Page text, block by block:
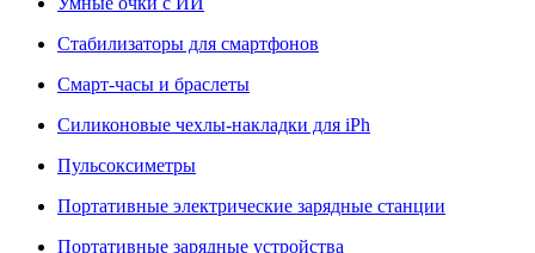
Стабилизаторы для смартфонов
Смарт-часы и браслеты
Силиконовые чехлы-накладки для iPh
Пульсоксиметры
Портативные электрические зарядные станции
Портативные зарядные устройства